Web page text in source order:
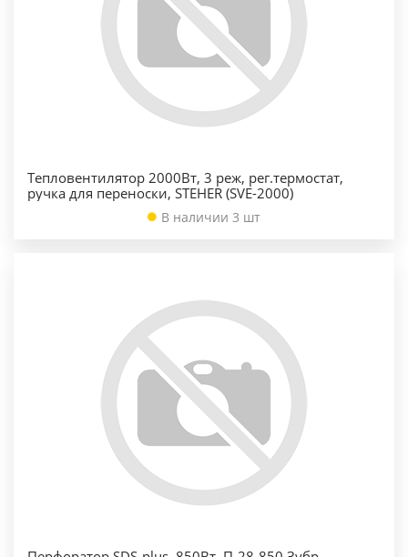
Тепловентилятор 2000Вт, 3 реж, рег.термостат,
ручка для переноски, STEHER (SVE-2000)
В наличии 3 шт